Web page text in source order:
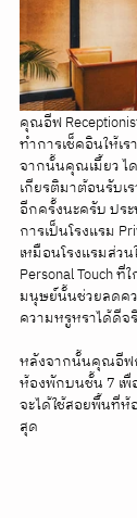
คุณอีฟ
ทำการเช็คอินให้เ
จากนั้นคุณเมี้ยว ไ
เกียรติมาต้อนรับเ
อีกครั้งนะครับ ปร
การเป็นโรงแรม
เหมือนโรงแรมส่
Personal Touch
มนุษย์นั้นช่วยลดค
ความหรูหราได้ดีจ
หลังจากนั้นคุณอีฟ
ห้องพักบนชั้น 7 เพื่
จะได้ใช้สอยพื้นที่
สุด